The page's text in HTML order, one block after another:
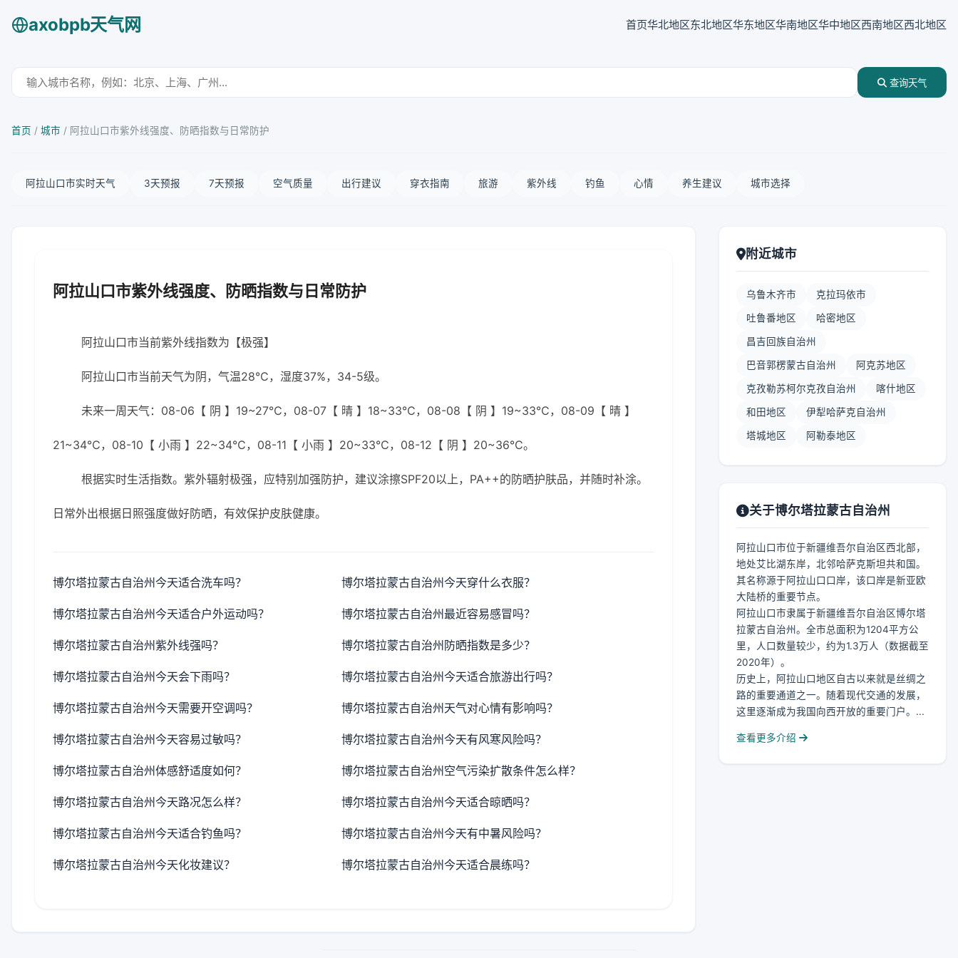
axobpb天气网 首页华北地区东北地区华东地区华南地区华中地区西南地区西北地区
查询天气
首页 / 城市 / 阿拉山口市紫外线强度、防晒指数与日常防护
阿拉山口市实时天气 3天预报 7天预报 空气质量 出行建议 穿衣指南 旅游 紫外线 钓鱼 心情 养生建议 城市选择
阿拉山口市紫外线强度、防晒指数与日常防护
阿拉山口市当前紫外线指数为【极强】
阿拉山口市当前天气为阴，气温28℃，湿度37%，34-5级。
未来一周天气：08-06【 阴 】19~27℃，08-07【 晴 】18~33℃，08-08【 阴 】19~33℃，08-09【 晴 】
21~34℃，08-10【 小雨 】22~34℃，08-11【 小雨 】20~33℃，08-12【 阴 】20~36℃。
根据实时生活指数。紫外辐射极强，应特别加强防护，建议涂擦SPF20以上，PA++的防晒护肤品，并随时补涂。
日常外出根据日照强度做好防晒，有效保护皮肤健康。
博尔塔拉蒙古自治州今天适合洗车吗？ 博尔塔拉蒙古自治州今天穿什么衣服？
博尔塔拉蒙古自治州今天适合户外运动吗？ 博尔塔拉蒙古自治州最近容易感冒吗？
博尔塔拉蒙古自治州紫外线强吗？ 博尔塔拉蒙古自治州防晒指数是多少？
博尔塔拉蒙古自治州今天会下雨吗？ 博尔塔拉蒙古自治州今天适合旅游出行吗？
博尔塔拉蒙古自治州今天需要开空调吗？ 博尔塔拉蒙古自治州天气对心情有影响吗？
博尔塔拉蒙古自治州今天容易过敏吗？ 博尔塔拉蒙古自治州今天有风寒风险吗？
博尔塔拉蒙古自治州体感舒适度如何？ 博尔塔拉蒙古自治州空气污染扩散条件怎么样？
博尔塔拉蒙古自治州今天路况怎么样？ 博尔塔拉蒙古自治州今天适合晾晒吗？
博尔塔拉蒙古自治州今天适合钓鱼吗？ 博尔塔拉蒙古自治州今天有中暑风险吗？
博尔塔拉蒙古自治州今天化妆建议？ 博尔塔拉蒙古自治州今天适合晨练吗？
附近城市
乌鲁木齐市 克拉玛依市
吐鲁番地区 哈密地区
昌吉回族自治州
巴音郭楞蒙古自治州 阿克苏地区
克孜勒苏柯尔克孜自治州 喀什地区
和田地区 伊犁哈萨克自治州
塔城地区 阿勒泰地区
关于博尔塔拉蒙古自治州
阿拉山口市位于新疆维吾尔自治区西北部，
地处艾比湖东岸，北邻哈萨克斯坦共和国。
其名称源于阿拉山口口岸，该口岸是新亚欧
大陆桥的重要节点。
阿拉山口市隶属于新疆维吾尔自治区博尔塔
拉蒙古自治州。全市总面积为1204平方公
里，人口数量较少，约为1.3万人（数据截至
2020年）。
历史上，阿拉山口地区自古以来就是丝绸之
路的重要通道之一。随着现代交通的发展，
这里逐渐成为我国向西开放的重要门户。...
查看更多介绍